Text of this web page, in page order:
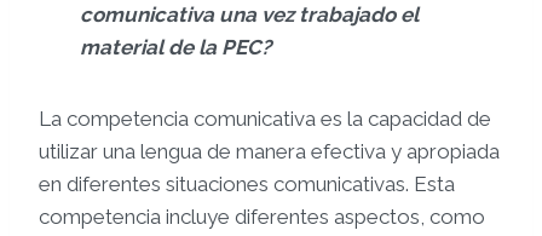
comunicativa una vez trabajado el
material de la PEC?
La competencia comunicativa es la capacidad de
utilizar una lengua de manera efectiva y apropiada
en diferentes situaciones comunicativas. Esta
competencia incluye diferentes aspectos, como